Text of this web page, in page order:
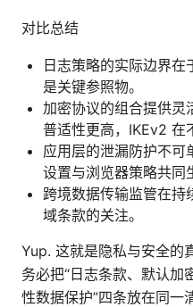
对比总结
日志策略的实际边界在
是关键参照物。
加密协议的组合提供灵
普适性更高，IKEv2 在
应用层的泄漏防护不
设置与浏览器策略共同
跨境数据传输监管在持
域条款的关注。
Yup. 这就是隐私与安全的
务必把“日志条款、默认加
性数据保护”四条放在同一